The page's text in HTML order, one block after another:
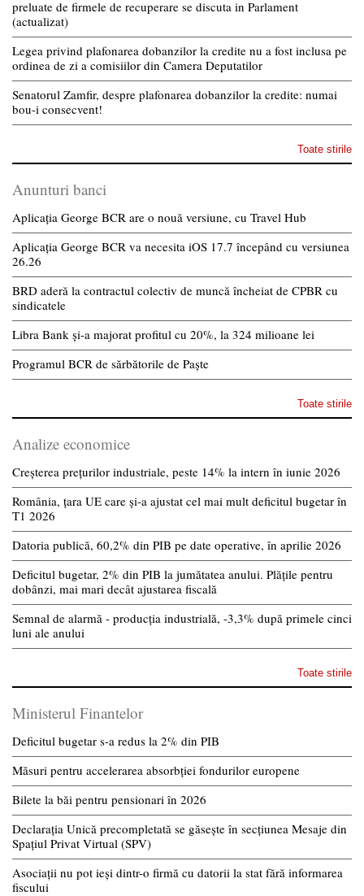
preluate de firmele de recuperare se discuta in Parlament
(actualizat)
Legea privind plafonarea dobanzilor la credite nu a fost inclusa pe
ordinea de zi a comisiilor din Camera Deputatilor
Senatorul Zamfir, despre plafonarea dobanzilor la credite: numai
bou-i consecvent!
Toate stirile
Anunturi banci
Aplicația George BCR are o nouă versiune, cu Travel Hub
Aplicația George BCR va necesita iOS 17.7 începând cu versiunea
26.26
BRD aderă la contractul colectiv de muncă încheiat de CPBR cu
sindicatele
Libra Bank și-a majorat profitul cu 20%, la 324 milioane lei
Programul BCR de sărbătorile de Paște
Toate stirile
Analize economice
Creșterea prețurilor industriale, peste 14% la intern în iunie 2026
România, țara UE care și-a ajustat cel mai mult deficitul bugetar în
T1 2026
Datoria publică, 60,2% din PIB pe date operative, în aprilie 2026
Deficitul bugetar, 2% din PIB la jumătatea anului. Plățile pentru
dobânzi, mai mari decât ajustarea fiscală
Semnal de alarmă - producția industrială, -3,3% după primele cinci
luni ale anului
Toate stirile
Ministerul Finantelor
Deficitul bugetar s-a redus la 2% din PIB
Măsuri pentru accelerarea absorbției fondurilor europene
Bilete la băi pentru pensionari în 2026
Declarația Unică precompletată se găsește în secțiunea Mesaje din
Spațiul Privat Virtual (SPV)
Asociații nu pot ieși dintr-o firmă cu datorii la stat fără informarea
fiscului